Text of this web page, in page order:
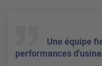
Une équipe
performances